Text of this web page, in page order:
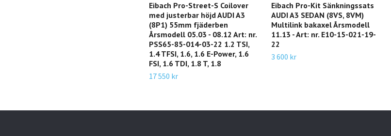
Eibach Pro-Street-S Coilover
med justerbar höjd AUDI A3
(8P1) 55mm fjäderben
Årsmodell 05.03 - 08.12 Art: nr.
PSS65-85-014-03-22 1.2 TSI,
1.4 TFSI, 1.6, 1.6 E-Power, 1.6
FSI, 1.6 TDI, 1.8 T, 1.8
17 550 kr
Eibach Pro-Kit Sänkningssats
AUDI A3 SEDAN (8VS, 8VM)
Multilink bakaxel Årsmodell
11.13 - Art: nr. E10-15-021-19-
22
3 600 kr